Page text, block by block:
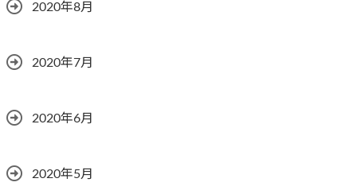
2020年8月
2020年7月
2020年6月
2020年5月